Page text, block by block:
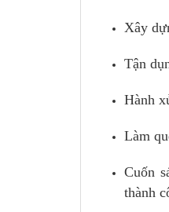
Xây
Tận
Hành
Làm
Cuốn
thành